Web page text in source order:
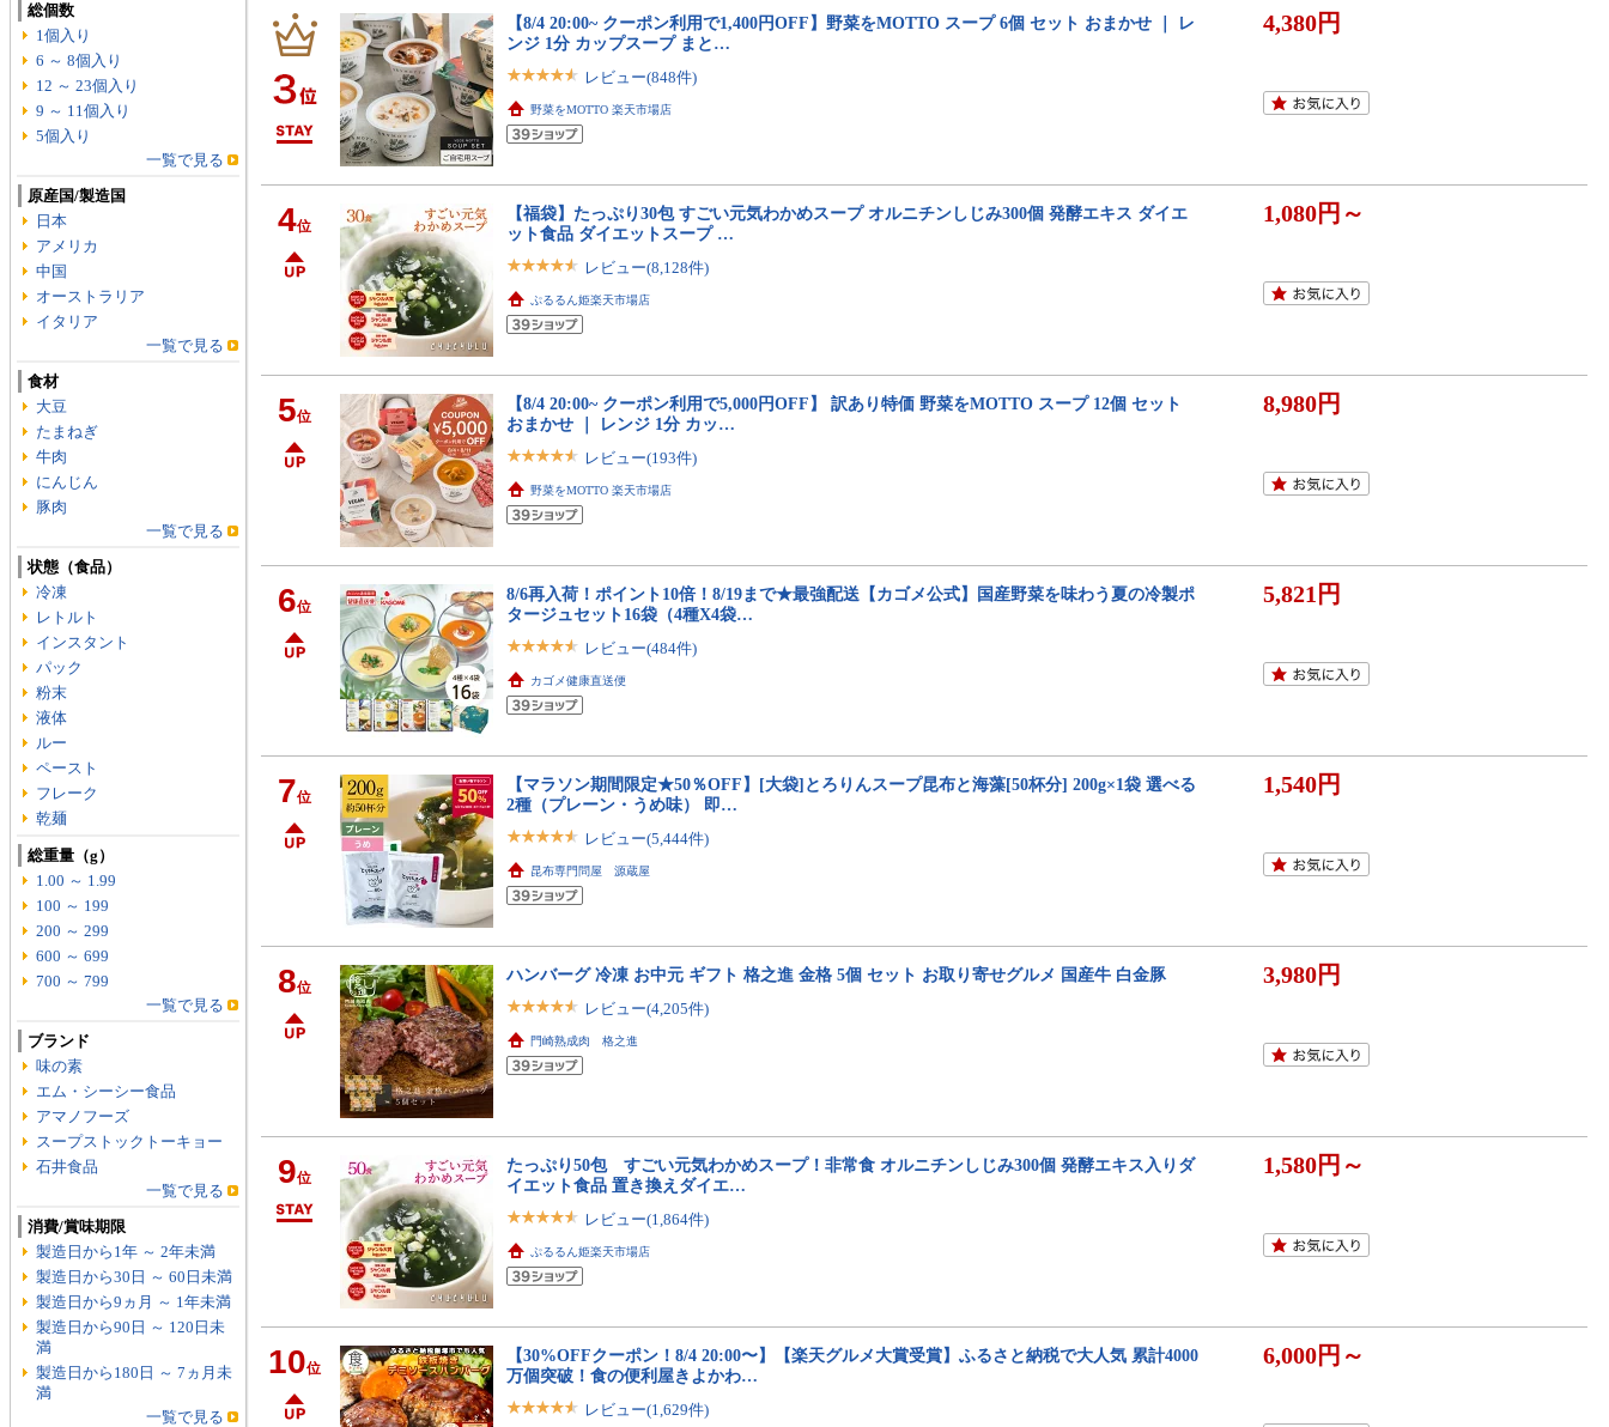
【8/4 20:00~ クーポン利用で1,400円OFF】野菜をMOTTO スープ 6個 セット おまかせ ｜ レ
ンジ 1分 カップスープ まと…
レビュー(848件)
野菜をMOTTO 楽天市場店
4,380円
4位
【福袋】たっぷり30包 すごい元気わかめスープ オルニチンしじみ300個 発酵エキス ダイエ
ット食品 ダイエットスープ …
レビュー(8,128件)
ぷるるん姫楽天市場店
1,080円～
5位
【8/4 20:00~ クーポン利用で5,000円OFF】 訳あり特価 野菜をMOTTO スープ 12個 セット
おまかせ ｜ レンジ 1分 カッ…
レビュー(193件)
野菜をMOTTO 楽天市場店
8,980円
6位
8/6再入荷！ポイント10倍！8/19まで★最強配送【カゴメ公式】国産野菜を味わう夏の冷製ポ
タージュセット16袋（4種X4袋…
レビュー(484件)
カゴメ健康直送便
5,821円
7位
【マラソン期間限定★50％OFF】[大袋]とろりんスープ昆布と海藻[50杯分] 200g×1袋 選べる
2種（プレーン・うめ味） 即…
レビュー(5,444件)
昆布専門問屋 源蔵屋
1,540円
8位
ハンバーグ 冷凍 お中元 ギフト 格之進 金格 5個 セット お取り寄せグルメ 国産牛 白金豚
レビュー(4,205件)
門崎熟成肉 格之進
3,980円
9位
たっぷり50包 すごい元気わかめスープ！非常食 オルニチンしじみ300個 発酵エキス入りダ
イエット食品 置き換えダイエ…
レビュー(1,864件)
ぷるるん姫楽天市場店
1,580円～
10位
【30%OFFクーポン！8/4 20:00〜】【楽天グルメ大賞受賞】ふるさと納税で大人気 累計4000
万個突破！食の便利屋きよかわ…
レビュー(1,629件)
6,000円～
総個数
1個入り
6 ～ 8個入り
12 ～ 23個入り
9 ～ 11個入り
5個入り
一覧で見る
原産国/製造国
日本
アメリカ
中国
オーストラリア
イタリア
一覧で見る
食材
大豆
たまねぎ
牛肉
にんじん
豚肉
一覧で見る
状態（食品）
冷凍
レトルト
インスタント
パック
粉末
液体
ルー
ペースト
フレーク
乾麺
総重量（g）
1.00 ～ 1.99
100 ～ 199
200 ～ 299
600 ～ 699
700 ～ 799
一覧で見る
ブランド
味の素
エム・シーシー食品
アマノフーズ
スープストックトーキョー
石井食品
一覧で見る
消費/賞味期限
製造日から1年 ～ 2年未満
製造日から30日 ～ 60日未満
製造日から9ヵ月 ～ 1年未満
製造日から90日 ～ 120日未
満
製造日から180日 ～ 7ヵ月未
満
一覧で見る